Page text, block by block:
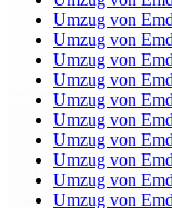
Umzug von
Umzug von
Umzug von
Umzug von
Umzug von
Umzug von
Umzug von
Umzug von
Umzug von
Umzug von